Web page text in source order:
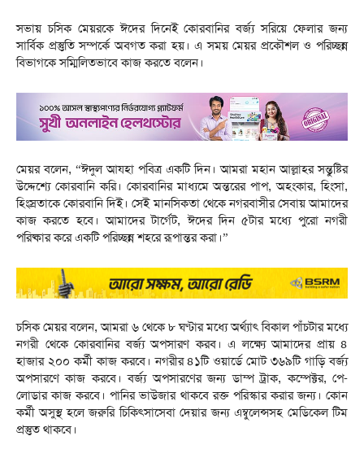
সভায় চসিক মেয়রকে ঈদের দিনেই কোরবানির বর্জ্য সরিয়ে ফেলার জন্য
সার্বিক প্রস্তুতি সম্পর্কে অবগত করা হয়। এ সময় মেয়র প্রকৌশল ও পরিচ্ছন্ন
বিভাগকে সম্মিলিতভাবে কাজ করতে বলেন।
মেয়র বলেন, “ঈদুল আযহা পবিত্র একটি দিন। আমরা মহান আল্লাহর সন্তুষ্টির
উদ্দেশ্যে কোরবানি করি। কোরবানির মাধ্যমে অন্তরের পাপ, অহংকার, হিংসা,
হিংস্রতাকে কোরবানি দিই। সেই মানসিকতা থেকে নগরবাসীর সেবায় আমাদের
কাজ করতে হবে। আমাদের টার্গেট, ঈদের দিন ৫টার মধ্যে পুরো নগরী
পরিষ্কার করে একটি পরিচ্ছন্ন শহরে রূপান্তর করা।”
চসিক মেয়র বলেন, আমরা ৬ থেকে ৮ ঘণ্টার মধ্যে অর্থ্যাৎ বিকাল পাঁচটার মধ্যে
নগরী থেকে কোরবানির বর্জ্য অপসারণ করব। এ লক্ষ্যে আমাদের প্রায় ৪
হাজার ২০০ কর্মী কাজ করবে। নগরীর ৪১টি ওয়ার্ডে মোট ৩৬৯টি গাড়ি বর্জ্য
অপসারণে কাজ করবে। বর্জ্য অপসারণের জন্য ডাম্প ট্রাক, কম্পেক্টর, পে-
লোডার কাজ করবে। পানির ভাউজার থাকবে রক্ত পরিস্কার করার জন্য। কোন
কর্মী অসুস্থ হলে জরুরি চিকিৎসাসেবা দেয়ার জন্য এম্বুলেন্সসহ মেডিকেল টিম
প্রস্তুত থাকবে।